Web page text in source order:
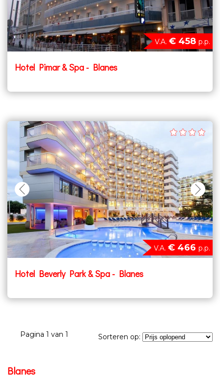
V.A. € 458 p.p.
Hotel Pimar & Spa - Blanes
V.A. € 466 p.p.
Hotel Beverly Park & Spa - Blanes
Pagina 1 van 1 Sorteren op:
Blanes